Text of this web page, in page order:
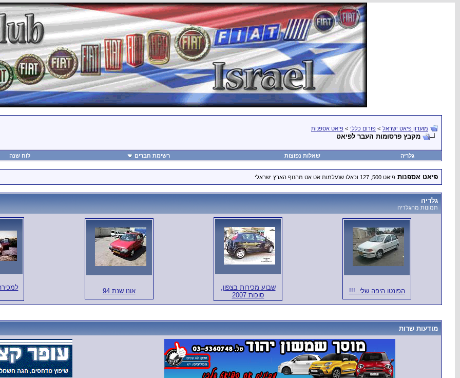
מועדון פיאט ישראל > פורום כללי > פיאט אספנות
מקבץ פרסומות העבר לפיאט
גלריה שאלות נפוצות רשימת חברים לוח שנה
פיאט אספנות פיאט 500, 127 וכאלו שנעלמות אט אט מהנוף הארץ ישראלי.
גלריה
תמונות מהגלריה
הפונטו היפה שלי..!!!
שבוע מכירות בצפון,
סוכות 2007
אונו שנת 94
מודעות שרות